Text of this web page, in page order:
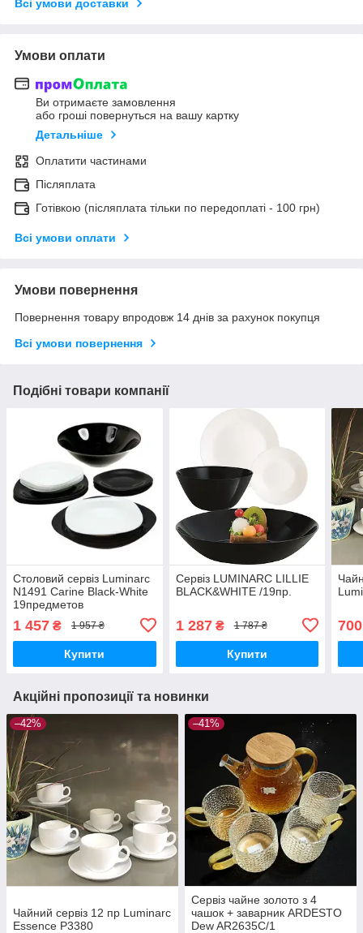
Всі умови доставки
Умови оплати
Ви отримаєте замовлення
або гроші повернуться на вашу картку
Детальніше
Оплатити частинами
Післяплата
Готівкою (післяплата тільки по передоплаті - 100 грн)
Всі умови оплати
Умови повернення
Повернення товару впродовж 14 днів за рахунок покупця
Всі умови повернення
Подібні товари компанії
Столовий сервіз Luminarc
N1491 Carine Black-White
19предметов
1 457 ₴ 1 957 ₴
Купити
Сервіз LUMINARC LILLIE
BLACK&WHITE /19пр.
1 287₴ 1 787 ₴
Купити
700
Акційні пропозиції та новинки
–42%
Чайний сервіз 12 пр Luminarc
Essence P3380
–41%
Сервіз чайне золото з 4
чашок + заварник ARDESTO
Dew AR2635C/1